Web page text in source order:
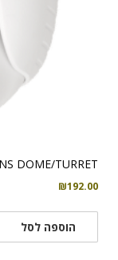
DOME/TURRET
₪192.00
הוספה לסל